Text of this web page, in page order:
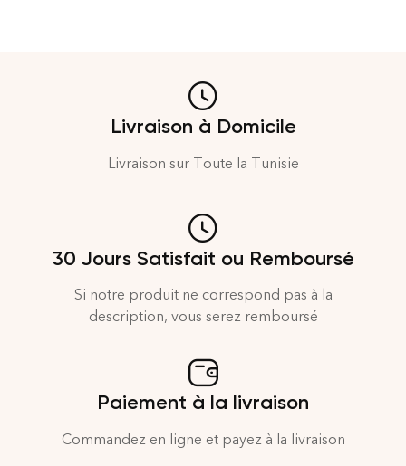
Livraison à Domicile
Livraison sur Toute la Tunisie
30 Jours Satisfait ou Remboursé
Si notre produit ne correspond pas à la
description, vous serez remboursé
Paiement à la livraison
Commandez en ligne et payez à la livraison